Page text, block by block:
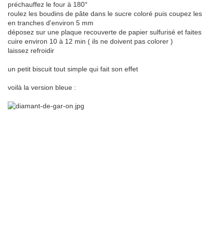
préchauffez le four à 180°
roulez les boudins de pâte dans le sucre coloré puis coupez les
en tranches d'environ 5 mm
déposez sur une plaque recouverte de papier sulfurisé et faites
cuire environ 10 à 12 min ( ils ne doivent pas colorer )
laissez refroidir
un petit biscuit tout simple qui fait son effet
voilà la version bleue :